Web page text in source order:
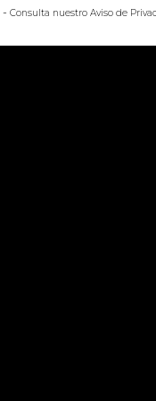
- Consulta nuestro Aviso de